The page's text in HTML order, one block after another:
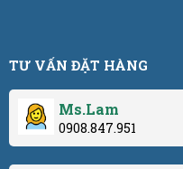
TƯ VẤN ĐẶT HÀNG
Ms.Lam
0908.847.951